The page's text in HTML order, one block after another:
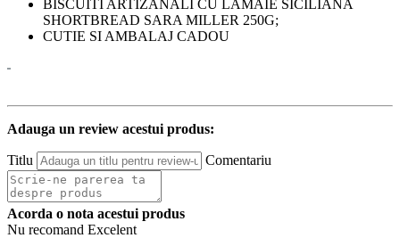
BISCUITI ARTIZANALI CU LAMAIE SICILIANA
SHORTBREAD SARA MILLER 250G;
CUTIE SI AMBALAJ CADOU
Adauga un review acestui produs:
Titlu Comentariu
Acorda o nota acestui produs
Nu recomand Excelent